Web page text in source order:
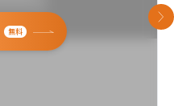
無料
次